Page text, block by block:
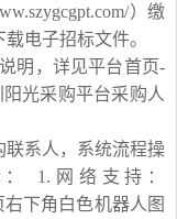
）缴
电子招标文件。
明，详见平台首页-
光采购平台采购人
联系人，系统流程操
1.网络支持：
右下角白色机器人图